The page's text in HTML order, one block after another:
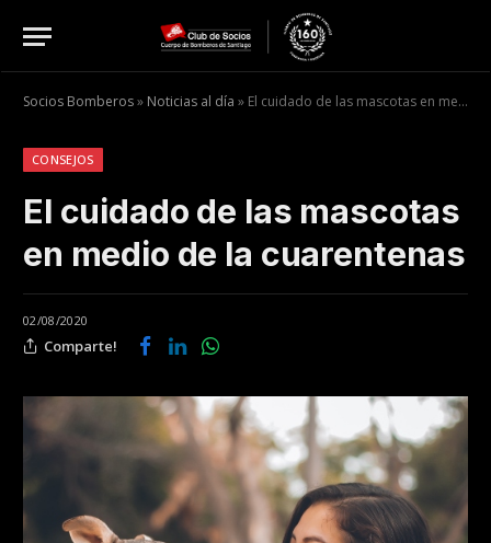
Socios Bomberos» Noticias al día » El cuidado de las mascotas en medio de la cuarentenas
CONSEJOS
El cuidado de las mascotas
en medio de la cuarentenas
02/08/2020
Comparte!